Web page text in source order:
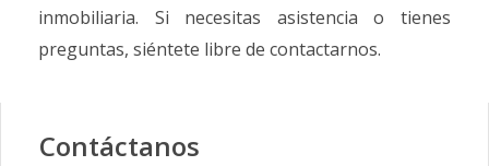
inmobiliaria. Si necesitas asistencia o tienes
preguntas, siéntete libre de contactarnos.
Contáctanos